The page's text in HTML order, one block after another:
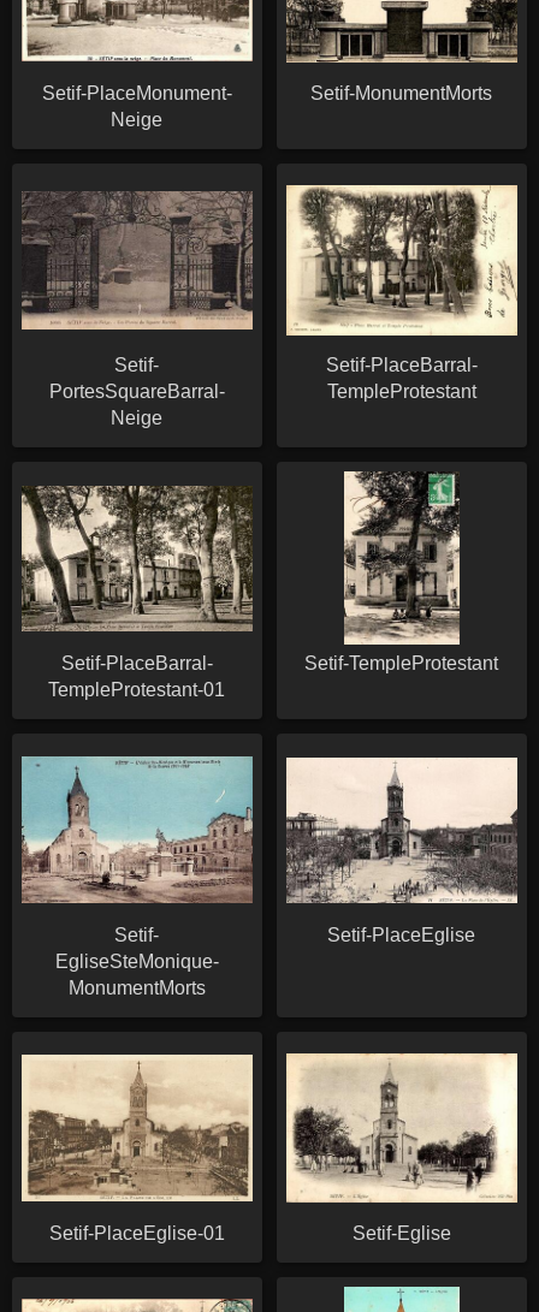
Setif-PlaceMonument-
Neige
Setif-MonumentMorts
Setif-
PortesSquareBarral-
Neige
Setif-PlaceBarral-
TempleProtestant
Setif-PlaceBarral-
TempleProtestant-01
Setif-TempleProtestant
Setif-
EgliseSteMonique-
MonumentMorts
Setif-PlaceEglise
Setif-PlaceEglise-01 Setif-Eglise